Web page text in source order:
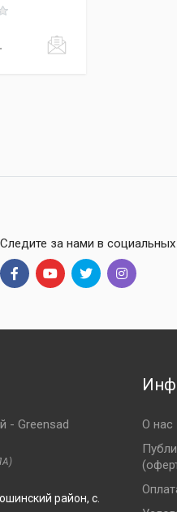
of 5
Следите за нами в социальных
- Greensad
район, с.
О нас